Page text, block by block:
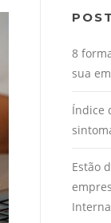
8
sua
Índice
Estão